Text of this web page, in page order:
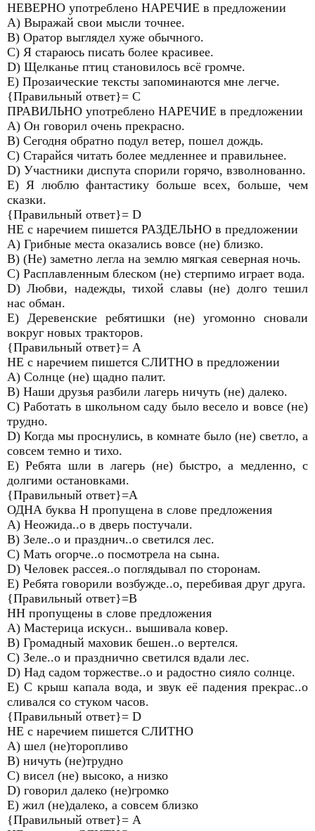
НЕВЕРНО употреблено НАРЕЧИЕ в предложении
A) Выражай свои мысли точнее.
B) Оратор выглядел хуже обычного.
C) Я стараюсь писать более красивее.
D) Щелканье птиц становилось всё громче.
E) Прозаические тексты запоминаются мне легче.
{Правильный ответ}= С
ПРАВИЛЬНО употреблено НАРЕЧИЕ в предложении
A) Он говорил очень прекрасно.
B) Сегодня обратно подул ветер, пошел дождь.
C) Старайся читать более медленнее и правильнее.
D) Участники диспута спорили горячо, взволнованно.
E) Я люблю фантастику больше всех, больше, чем
сказки.
{Правильный ответ}= D
НЕ с наречием пишется РАЗДЕЛЬНО в предложении
A) Грибные места оказались вовсе (не) близко.
B) (Не) заметно легла на землю мягкая северная ночь.
C) Расплавленным блеском (не) стерпимо играет вода.
D) Любви, надежды, тихой славы (не) долго тешил
нас обман.
E) Деревенские ребятишки (не) угомонно сновали
вокруг новых тракторов.
{Правильный ответ}= А
НЕ с наречием пишется СЛИТНО в предложении
A) Солнце (не) щадно палит.
B) Наши друзья разбили лагерь ничуть (не) далеко.
C) Работать в школьном саду было весело и вовсе (не)
трудно.
D) Когда мы проснулись, в комнате было (не) светло, а
совсем темно и тихо.
E) Ребята шли в лагерь (не) быстро, а медленно, с
долгими остановками.
{Правильный ответ}=А
ОДНА буква Н пропущена в слове предложения
A) Неожида..о в дверь постучали.
B) Зеле..о и празднич..о светился лес.
C) Мать огорче..о посмотрела на сына.
D) Человек рассея..о поглядывал по сторонам.
E) Ребята говорили возбужде..о, перебивая друг друга.
{Правильный ответ}=В
НН пропущены в слове предложения
A) Мастерица искусн.. вышивала ковер.
B) Громадный маховик бешен..о вертелся.
C) Зеле..о и празднично светился вдали лес.
D) Над садом торжестве..о и радостно сияло солнце.
E) С крыш капала вода, и звук её падения прекрас..о
сливался со стуком часов.
{Правильный ответ}= D
НЕ с наречием пишется СЛИТНО
А) шел (не)торопливо
В) ничуть (не)трудно
С) висел (не) высоко, а низко
D) говорил далеко (не)громко
Е) жил (не)далеко, а совсем близко
{Правильный ответ}= А